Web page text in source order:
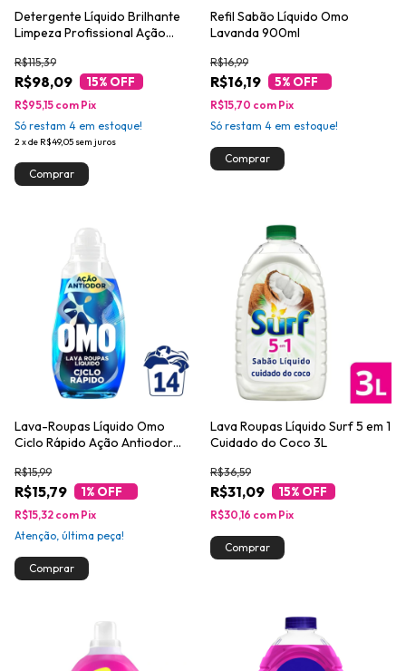
Detergente Líquido Brilhante
Limpeza Profissional Ação
R$98,09
R$115,39
15% OFF
2xde R$49,05 sem juros
R$95,15 com Pix
Só restam 4 em estoque!
Refil Sabão Líquido Omo
Lavanda 900ml
R$16,19
R$16,99
5% OFF
R$15,70 com Pix
Só restam 4 em estoque!
Lava-Roupas Líquido Omo
Ciclo Rápido Ação Antiodor
R$15,79
R$15,99
1% OFF
R$15,32 com Pix
Atenção, última peça!
Lava Roupas Líquido Surf 5 em 1
Cuidado do Coco 3L
R$31,09
R$36,59
15% OFF
R$30,16 com Pix